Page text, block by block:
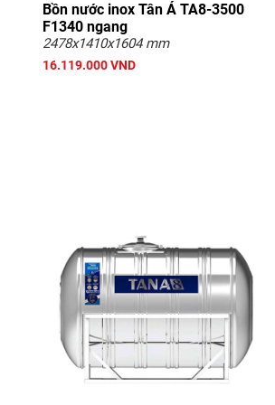
Bồn nước inox Tân Á TA8-3500
F1340 ngang
2478x1410x1604 mm
16.119.000 VND